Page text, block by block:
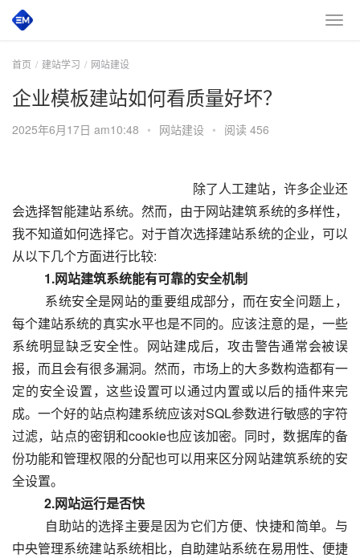
首页 建站学习 网站建设
企业模板建站如何看质量好坏？
2025年6月17日 am10:48 • 网站建设 • 阅读 456
会选择智能建站系统。然而，由于网站建筑系统的多样性，
我不知道如何选择它。对于首次选择建站系统的企业，可以
从以下几个方面进行比较:
1.网站建筑系统能有可靠的安全机制
每个建站系统的真实水平也是不同的。应该注意的是，一些
系统明显缺乏安全性。网站建成后，攻击警告通常会被误
报，而且会有很多漏洞。然而，市场上的大多数构造都有一
定的安全设置，这些设置可以通过内置或以后的插件来完
成。一个好的站点构建系统应该对SQL参数进行敏感的字符
过滤，站点的密钥和cookie也应该加密。同时，数据库的备
份功能和管理权限的分配也可以用来区分网站建筑系统的安
全设置。
2.网站运行是否快
中央管理系统建站系统相比，自助建站系统在易用性、便捷